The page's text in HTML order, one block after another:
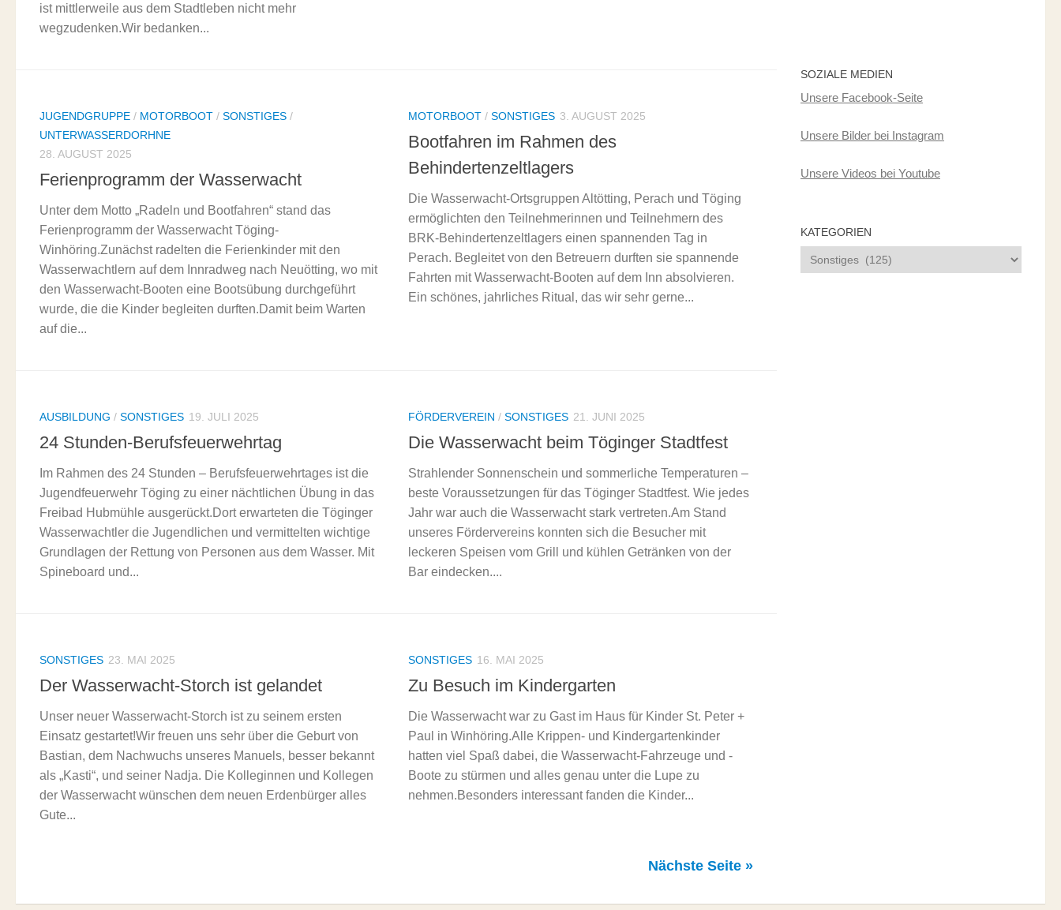
ist mittlerweile aus dem Stadtleben nicht mehr
wegzudenken.Wir bedanken...
JUGENDGRUPPE / MOTORBOOT / SONSTIGES /
UNTERWASSERDORHNE
28. AUGUST 2025
Ferienprogramm der Wasserwacht
Unter dem Motto „Radeln und Bootfahren“ stand das
Ferienprogramm der Wasserwacht Töging-
Winhöring.Zunächst radelten die Ferienkinder mit den
Wasserwachtlern auf dem Innradweg nach Neuötting, wo mit
den Wasserwacht-Booten eine Bootsübung durchgeführt
wurde, die die Kinder begleiten durften.Damit beim Warten
auf die...
MOTORBOOT / SONSTIGES 3. AUGUST 2025
Bootfahren im Rahmen des
Behindertenzeltlagers
Die Wasserwacht-Ortsgruppen Altötting, Perach und Töging
ermöglichten den Teilnehmerinnen und Teilnehmern des
BRK-Behindertenzeltlagers einen spannenden Tag in
Perach. Begleitet von den Betreuern durften sie spannende
Fahrten mit Wasserwacht-Booten auf dem Inn absolvieren.
Ein schönes, jahrliches Ritual, das wir sehr gerne...
AUSBILDUNG / SONSTIGES 19. JULI 2025
24 Stunden-Berufsfeuerwehrtag
Im Rahmen des 24 Stunden – Berufsfeuerwehrtages ist die
Jugendfeuerwehr Töging zu einer nächtlichen Übung in das
Freibad Hubmühle ausgerückt.Dort erwarteten die Töginger
Wasserwachtler die Jugendlichen und vermittelten wichtige
Grundlagen der Rettung von Personen aus dem Wasser. Mit
Spineboard und...
FÖRDERVEREIN / SONSTIGES 21. JUNI 2025
Die Wasserwacht beim Töginger Stadtfest
Strahlender Sonnenschein und sommerliche Temperaturen –
beste Voraussetzungen für das Töginger Stadtfest. Wie jedes
Jahr war auch die Wasserwacht stark vertreten.Am Stand
unseres Fördervereins konnten sich die Besucher mit
leckeren Speisen vom Grill und kühlen Getränken von der
Bar eindecken....
SONSTIGES 23. MAI 2025
Der Wasserwacht-Storch ist gelandet
Unser neuer Wasserwacht-Storch ist zu seinem ersten
Einsatz gestartet!Wir freuen uns sehr über die Geburt von
Bastian, dem Nachwuchs unseres Manuels, besser bekannt
als „Kasti“, und seiner Nadja. Die Kolleginnen und Kollegen
der Wasserwacht wünschen dem neuen Erdenbürger alles
Gute...
SONSTIGES 16. MAI 2025
Zu Besuch im Kindergarten
Die Wasserwacht war zu Gast im Haus für Kinder St. Peter +
Paul in Winhöring.Alle Krippen- und Kindergartenkinder
hatten viel Spaß dabei, die Wasserwacht-Fahrzeuge und -
Boote zu stürmen und alles genau unter die Lupe zu
nehmen.Besonders interessant fanden die Kinder...
Nächste Seite »
SOZIALE MEDIEN
Unsere Facebook-Seite
Unsere Bilder bei Instagram
Unsere Videos bei Youtube
KATEGORIEN
Kategorien